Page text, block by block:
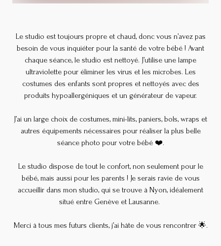
Le studio est toujours propre et chaud, donc vous n’avez pas
besoin de vous inquiéter pour la santé de votre bébé ! Avant
chaque séance, le studio est nettoyé. J’utilise une lampe
ultraviolette pour éliminer les virus et les microbes. Les
costumes des enfants sont propres et nettoyés avec des
produits hypoallergéniques et un générateur de vapeur.
J’ai un large choix de costumes, mini-lits, paniers, bols, wraps et
autres équipements nécessaires pour réaliser la plus belle
séance photo pour votre bébé ❤️.
Le studio dispose de tout le confort, non seulement pour le
bébé, mais aussi pour les parents ! Je serais ravie de vous
accueillir dans mon studio, qui se trouve à Nyon, idéalement
situé entre Genève et Lausanne.
Merci à tous mes futurs clients, j’ai hâte de vous rencontrer 🌟.